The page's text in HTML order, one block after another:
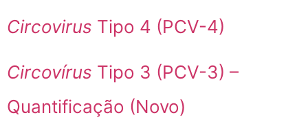
Circovirus Tipo 4 (PCV-4)
Circovírus Tipo 3 (PCV-3) –
Quantificação (Novo)